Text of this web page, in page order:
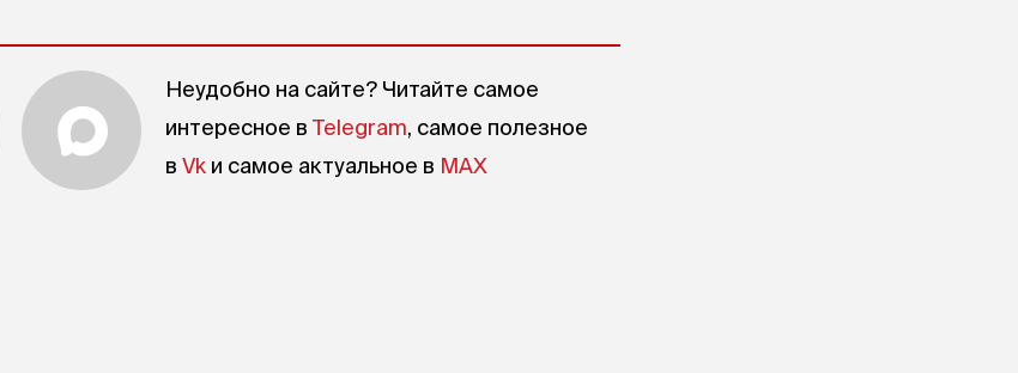
Неудобно на сайте? Читайте самое
интересное в Telegram, самое полезное
в Vk и самое актуальное в MAX